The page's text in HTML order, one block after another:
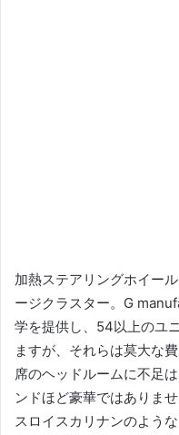
加熱ステアリングホイー
ージクラスター。 G
学を提供し、54以上のユ
ますが、それらは莫大な
席のヘッドルームに不足
ンドほど豪華ではありま
スロイスカリナンのような